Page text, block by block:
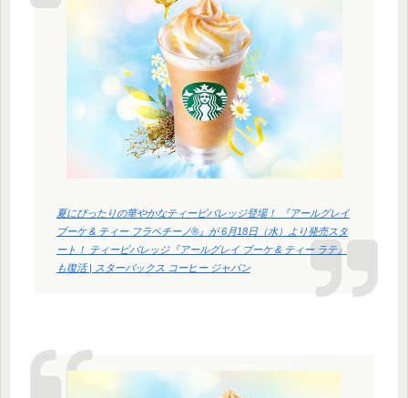
夏にぴったりの華やかなティービバレッジ登場！ 『アールグレイ
ブーケ & ティー フラペチーノ®』が 6月18日（水）より発売スタ
ート！ ティービバレッジ『アールグレイ ブーケ & ティー ラテ』
も復活 | スターバックス コーヒー ジャパン